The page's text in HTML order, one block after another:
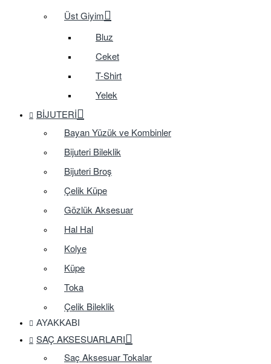
Üst Giyim
Bluz
Ceket
T-Shirt
Yelek
BIJUTERI
Bayan Yüzük ve Kombinler
Bijuteri Bileklik
Bijuteri Broş
Çelik Küpe
Gözlük Aksesuar
Hal Hal
Kolye
Küpe
Toka
Çelik Bileklik
AYAKKABI
SAÇ AKSESUARLARI
Saç Aksesuar Tokalar